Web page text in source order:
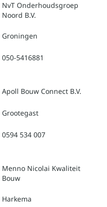
NvT Onderhoudsgroep
Noord B.V.
Groningen
050-5416881
Apoll Bouw Connect B.V.
Grootegast
0594 534 007
Menno Nicolai Kwaliteit
Bouw
Harkema